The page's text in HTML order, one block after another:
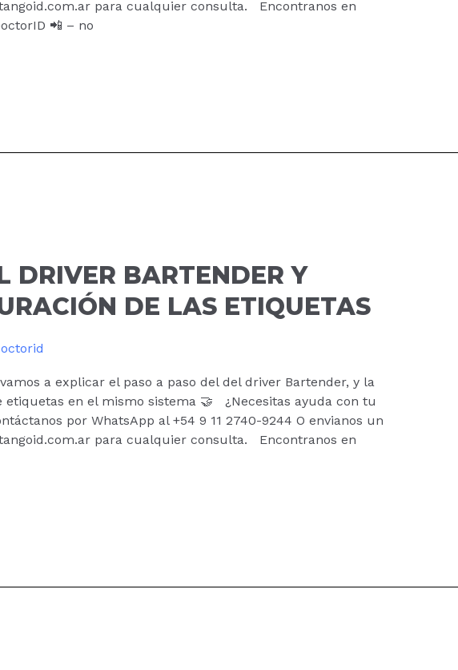
para cualquier consulta. Encontranos en
📲 – no
DRIVER BARTENDER Y
DE LAS ETIQUETAS
a explicar el paso a paso del del driver Bartender, y la
etiquetas en el mismo sistema 🤝 ¿Necesitas ayuda con tu
por WhatsApp al +54 9 11 2740-9244 O envianos un
para cualquier consulta. Encontranos en